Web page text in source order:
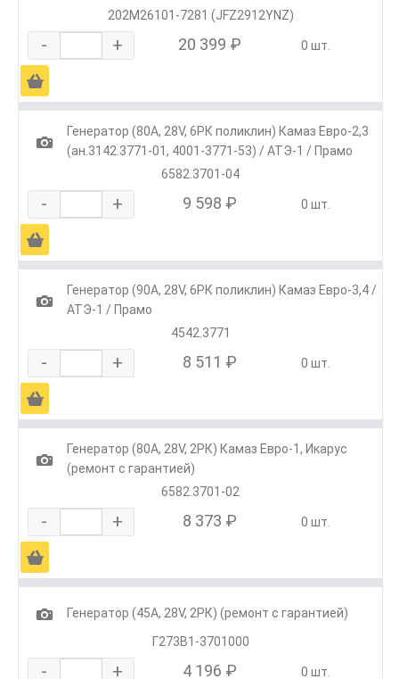
202М26101-7281 (JFZ2912YNZ)
- + 20 399 ₽ 0 шт.
Ä
1
Генератор (80А, 28V, 6РК поликлин) Камаз Евро-2,3
(ан.3142.3771-01, 4001-3771-53) / АТЭ-1 / Прамо
6582.3701-04
- + 9 598 ₽ 0 шт.
Ä
1
Генератор (90А, 28V, 6РК поликлин) Камаз Евро-3,4 /
АТЭ-1 / Прамо
4542.3771
- + 8 511 ₽ 0 шт.
Ä
1
Генератор (80А, 28V, 2РК) Камаз Евро-1, Икарус
(ремонт с гарантией)
6582.3701-02
- + 8 373 ₽ 0 шт.
Ä
1
Генератор (45А, 28V, 2РК) (ремонт с гарантией)
Г273В1-3701000
- + 4 196 ₽ 0 шт.